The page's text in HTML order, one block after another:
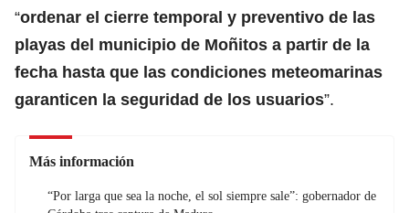
“ordenar el cierre temporal y preventivo de las
playas del municipio de Moñitos a partir de la
fecha hasta que las condiciones meteomarinas
garanticen la seguridad de los usuarios”.
Más información
“Por larga que sea la noche, el sol siempre sale”: gobernador de